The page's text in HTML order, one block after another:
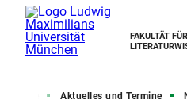
FAKULTÄT
Aktuelles und Termine